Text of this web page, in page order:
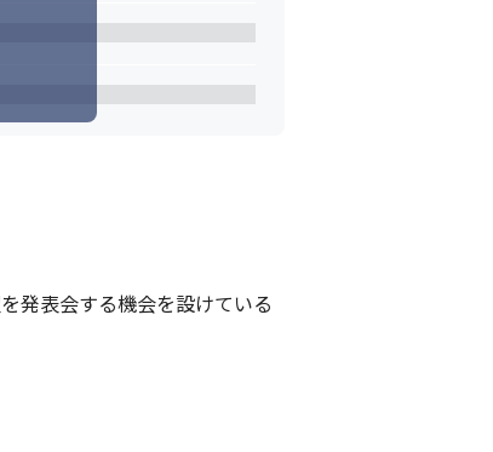
発表会する機会を設けている